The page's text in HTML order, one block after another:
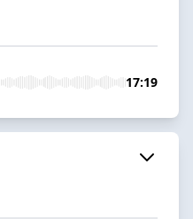
17:19